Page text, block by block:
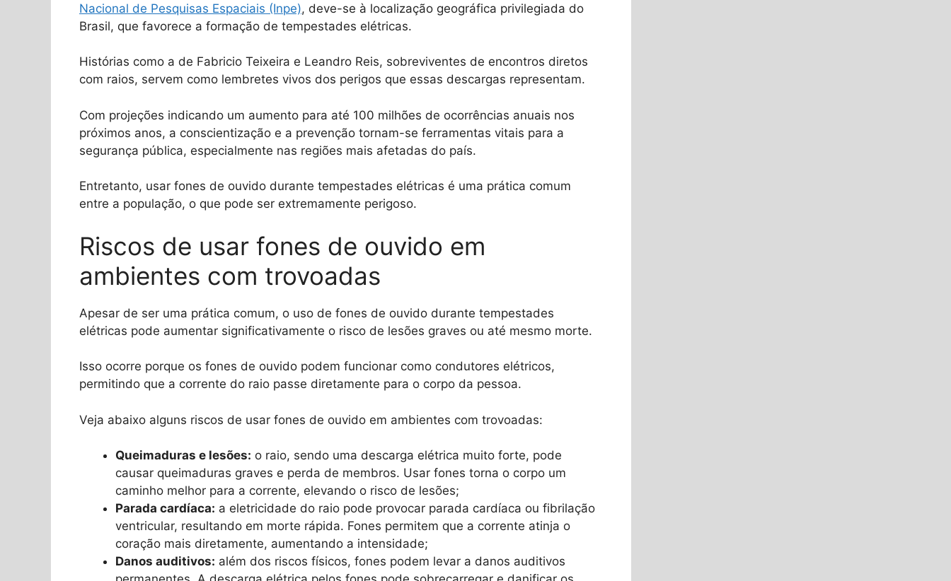
Nacional de Pesquisas Espaciais (Inpe), deve-se à localização geográfica privilegiada do
Brasil, que favorece a formação de tempestades elétricas.
Histórias como a de Fabricio Teixeira e Leandro Reis, sobreviventes de encontros diretos
com raios, servem como lembretes vivos dos perigos que essas descargas representam.
Com projeções indicando um aumento para até 100 milhões de ocorrências anuais nos
próximos anos, a conscientização e a prevenção tornam-se ferramentas vitais para a
segurança pública, especialmente nas regiões mais afetadas do país.
Entretanto, usar fones de ouvido durante tempestades elétricas é uma prática comum
entre a população, o que pode ser extremamente perigoso.
Riscos de usar fones de ouvido em
ambientes com trovoadas
Apesar de ser uma prática comum, o uso de fones de ouvido durante tempestades
elétricas pode aumentar significativamente o risco de lesões graves ou até mesmo morte.
Isso ocorre porque os fones de ouvido podem funcionar como condutores elétricos,
permitindo que a corrente do raio passe diretamente para o corpo da pessoa.
Veja abaixo alguns riscos de usar fones de ouvido em ambientes com trovoadas:
Queimaduras e lesões: o raio, sendo uma descarga elétrica muito forte, pode
causar queimaduras graves e perda de membros. Usar fones torna o corpo um
caminho melhor para a corrente, elevando o risco de lesões;
Parada cardíaca: a eletricidade do raio pode provocar parada cardíaca ou fibrilação
ventricular, resultando em morte rápida. Fones permitem que a corrente atinja o
coração mais diretamente, aumentando a intensidade;
Danos auditivos: além dos riscos físicos, fones podem levar a danos auditivos